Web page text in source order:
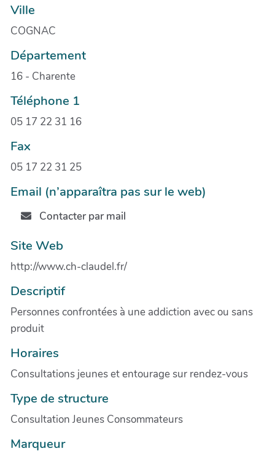
Ville
COGNAC
Département
16 - Charente
Téléphone 1
05 17 22 31 16
Fax
05 17 22 31 25
Email (n’apparaîtra pas sur le web)
Contacter par mail
Site Web
http://www.ch-claudel.fr/
Descriptif
Personnes confrontées à une addiction avec ou sans
produit
Horaires
Consultations jeunes et entourage sur rendez-vous
Type de structure
Consultation Jeunes Consommateurs
Marqueur